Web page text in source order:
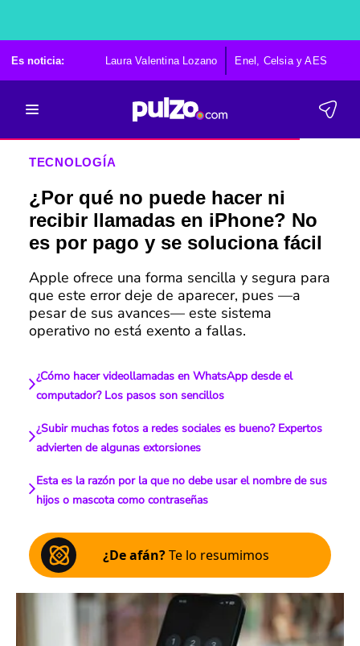
Es noticia: Laura Valentina Lozano Enel, Celsia y AES
TECNOLOGÍA
¿Por qué no puede hacer ni
recibir llamadas en iPhone? No
es por pago y se soluciona fácil
Apple ofrece una forma sencilla y segura para
que este error deje de aparecer, pues —a
pesar de sus avances— este sistema
operativo no está exento a fallas.
¿Cómo hacer videollamadas en WhatsApp desde el
computador? Los pasos son sencillos
¿Subir muchas fotos a redes sociales es bueno? Expertos
advierten de algunas extorsiones
Esta es la razón por la que no debe usar el nombre de sus
hijos o mascota como contraseñas
¿De afán?Te lo resumimos